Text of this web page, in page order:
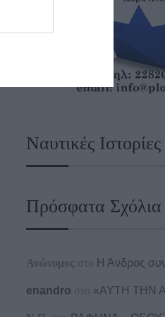
Ναυτικές Ιστορίες
Πρόσφατα Σχόλια
Ανώνυμος στο Η Άνδρος
enandro στο «ΑΥΤΗ ΤΗΝ